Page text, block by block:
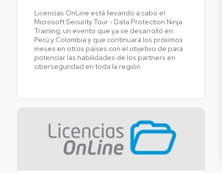
Licencias OnLine está llevando a cabo el
Microsoft Security Tour - Data Protection Ninja
Training, un evento que ya se desarrolló en
Perú y Colombia y que continuará los próximos
meses en otros países con el objetivo de para
potenciar las habilidades de los partners en
ciberseguridad en toda la región.